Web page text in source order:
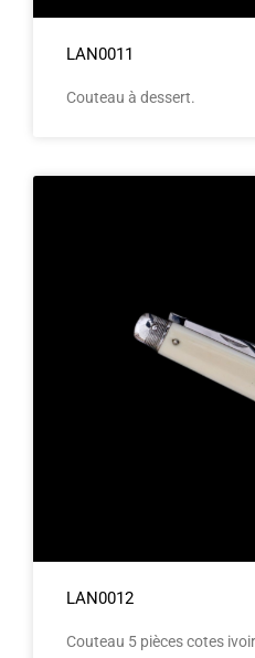
LAN0011
Couteau à dessert.
LAN0012
Couteau 5 pièces cotes